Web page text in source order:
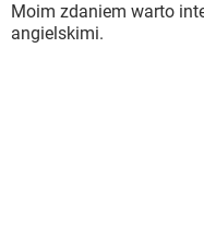
Moim zdaniem warto
angielskimi.